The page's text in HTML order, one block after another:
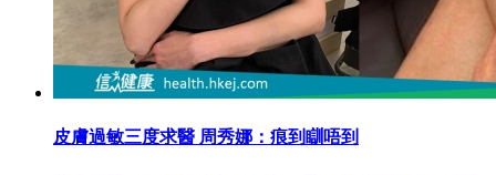
皮膚過敏三度求醫 周秀娜：痕到瞓唔到